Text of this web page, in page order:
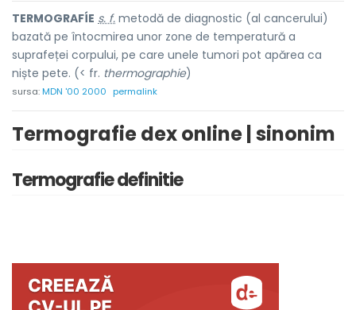
TERMOGRAFÍE s. f. metodă de diagnostic (al cancerului)
bazată pe întocmirea unor zone de temperatură a
suprafeței corpului, pe care unele tumori pot apărea ca
niște pete. (< fr. thermographie)
sursa:MDN '00 2000 permalink
Termografie dex online | sinonim
Termografie definitie